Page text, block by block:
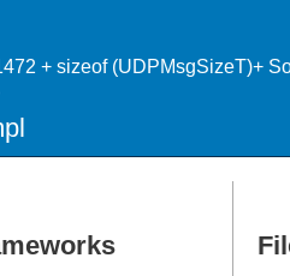
+ sizeof (UDPMsgSizeT)+